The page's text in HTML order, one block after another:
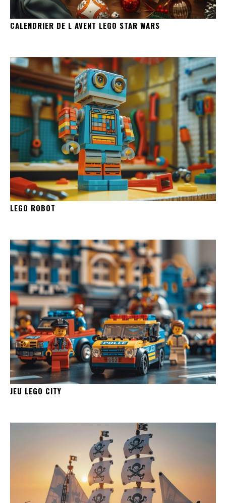
CALENDRIER DE L AVENT LEGO STAR WARS
LEGO ROBOT
JEU LEGO CITY